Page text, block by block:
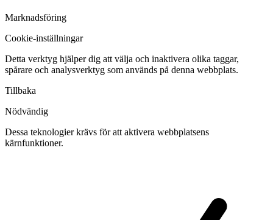
Marknadsföring
Cookie-inställningar
Detta verktyg hjälper dig att välja och inaktivera olika taggar,
spårare och analysverktyg som används på denna webbplats.
Tillbaka
Nödvändig
Dessa teknologier krävs för att aktivera webbplatsens
kärnfunktioner.